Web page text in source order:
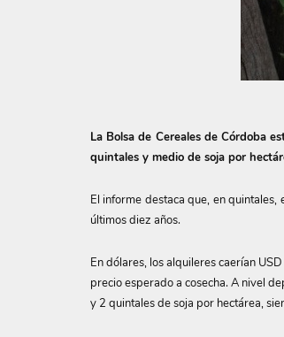
La Bolsa de Cereales de Córdoba
quintales y medio de soja por
El informe destaca que, en
últimos diez años.
En dólares, los alquileres caerían
precio esperado a cosecha. A nivel
y 2 quintales de soja por hectárea,